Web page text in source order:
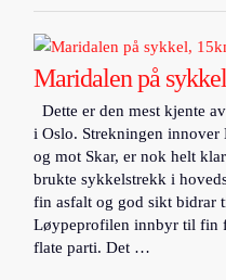
Maridalen på
Dette er den mest kjente
i Oslo. Strekningen innover
og mot Skar, er nok helt
brukte sykkelstrekk i
fin asfalt og god sikt bidrar
Løypeprofilen innbyr til fin
flate parti. Det …